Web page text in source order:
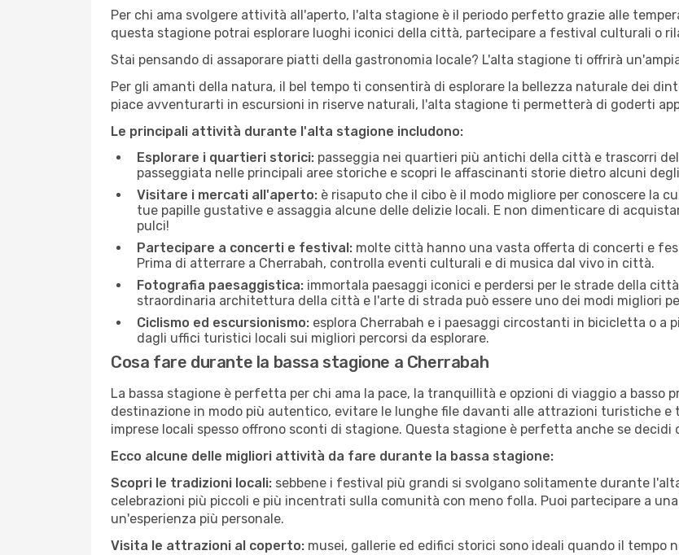
Per chi ama svolgere attività all'aperto, l'alta stagione è il periodo perfetto grazie alle
questa stagione potrai esplorare luoghi iconici della città, partecipare a festival culturali o
Stai pensando di assaporare piatti della gastronomia locale? L'alta stagione ti offrirà
Per gli amanti della natura, il bel tempo ti consentirà di esplorare la bellezza naturale dei
piace avventurarti in escursioni in riserve naturali, l'alta stagione ti permetterà di goderti
Le principali attività durante l'alta stagione includono:
Esplorare i quartieri storici: passeggia nei quartieri più antichi della città e trascorri
passeggiata nelle principali aree storiche e scopri le affascinanti storie dietro alcuni
Visitare i mercati all'aperto: è risaputo che il cibo è il modo migliore per conoscere la
tue papille gustative e assaggia alcune delle delizie locali. E non dimenticare di
pulci!
Partecipare a concerti e festival: molte città hanno una vasta offerta di concerti e
Prima di atterrare a Cherrabah, controlla eventi culturali e di musica dal vivo in città.
Fotografia paesaggistica: immortala paesaggi iconici e perdersi per le strade della
straordinaria architettura della città e l'arte di strada può essere uno dei modi migliori
Ciclismo ed escursionismo: esplora Cherrabah e i paesaggi circostanti in bicicletta o a
dagli uffici turistici locali sui migliori percorsi da esplorare.
Cosa fare durante la bassa stagione a Cherrabah
La bassa stagione è perfetta per chi ama la pace, la tranquillità e opzioni di viaggio a basso
destinazione in modo più autentico, evitare le lunghe file davanti alle attrazioni turistiche e
imprese locali spesso offrono sconti di stagione. Questa stagione è perfetta anche se decidi
Ecco alcune delle migliori attività da fare durante la bassa stagione:
Scopri le tradizioni locali: sebbene i festival più grandi si svolgano solitamente durante
celebrazioni più piccoli e più incentrati sulla comunità con meno folla. Puoi partecipare a
un'esperienza più personale.
Visita le attrazioni al coperto: musei, gallerie ed edifici storici sono ideali quando il tempo